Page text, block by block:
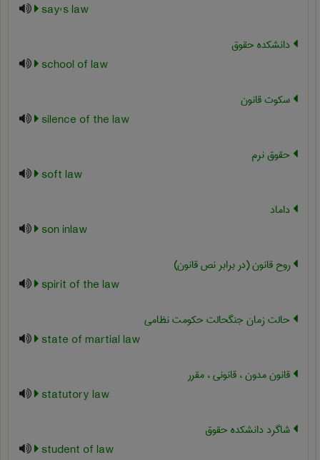
say's law
دانشکده حقوق
school of law
سکوت قانون
silence of the law
حقوق نرم
soft law
داماد
son inlaw
روح قانون (در برابر نص قانون)
spirit of the law
حالت زمان جنگحالت حکومت نظامی
state of martial law
قانون مدون ، قانونی ، مقرر
statutory law
شاگرد دانشکده حقوق
student of law